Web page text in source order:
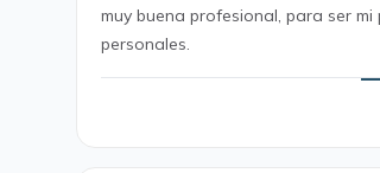
muy buena profesional, para ser
personales.